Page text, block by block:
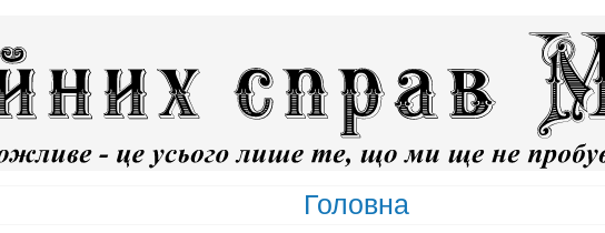
Головна